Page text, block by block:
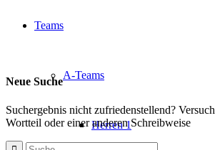
Teams
A-Teams
Herren 1
Neue Suche
Suchergebnis nicht zufriedenstellend?
Wortteil oder einer anderen Schreibweise